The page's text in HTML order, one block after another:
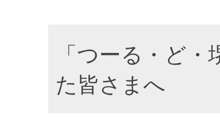
「つーる・ど
た皆さまへ